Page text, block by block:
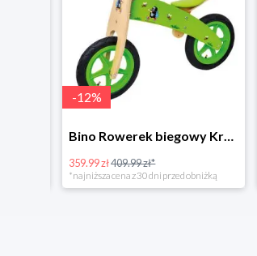
12%
Bino Rowerek biegowy Krecik
359.99 zł409.99 zł*
*najniższa cena z 30 dni przed obniżką